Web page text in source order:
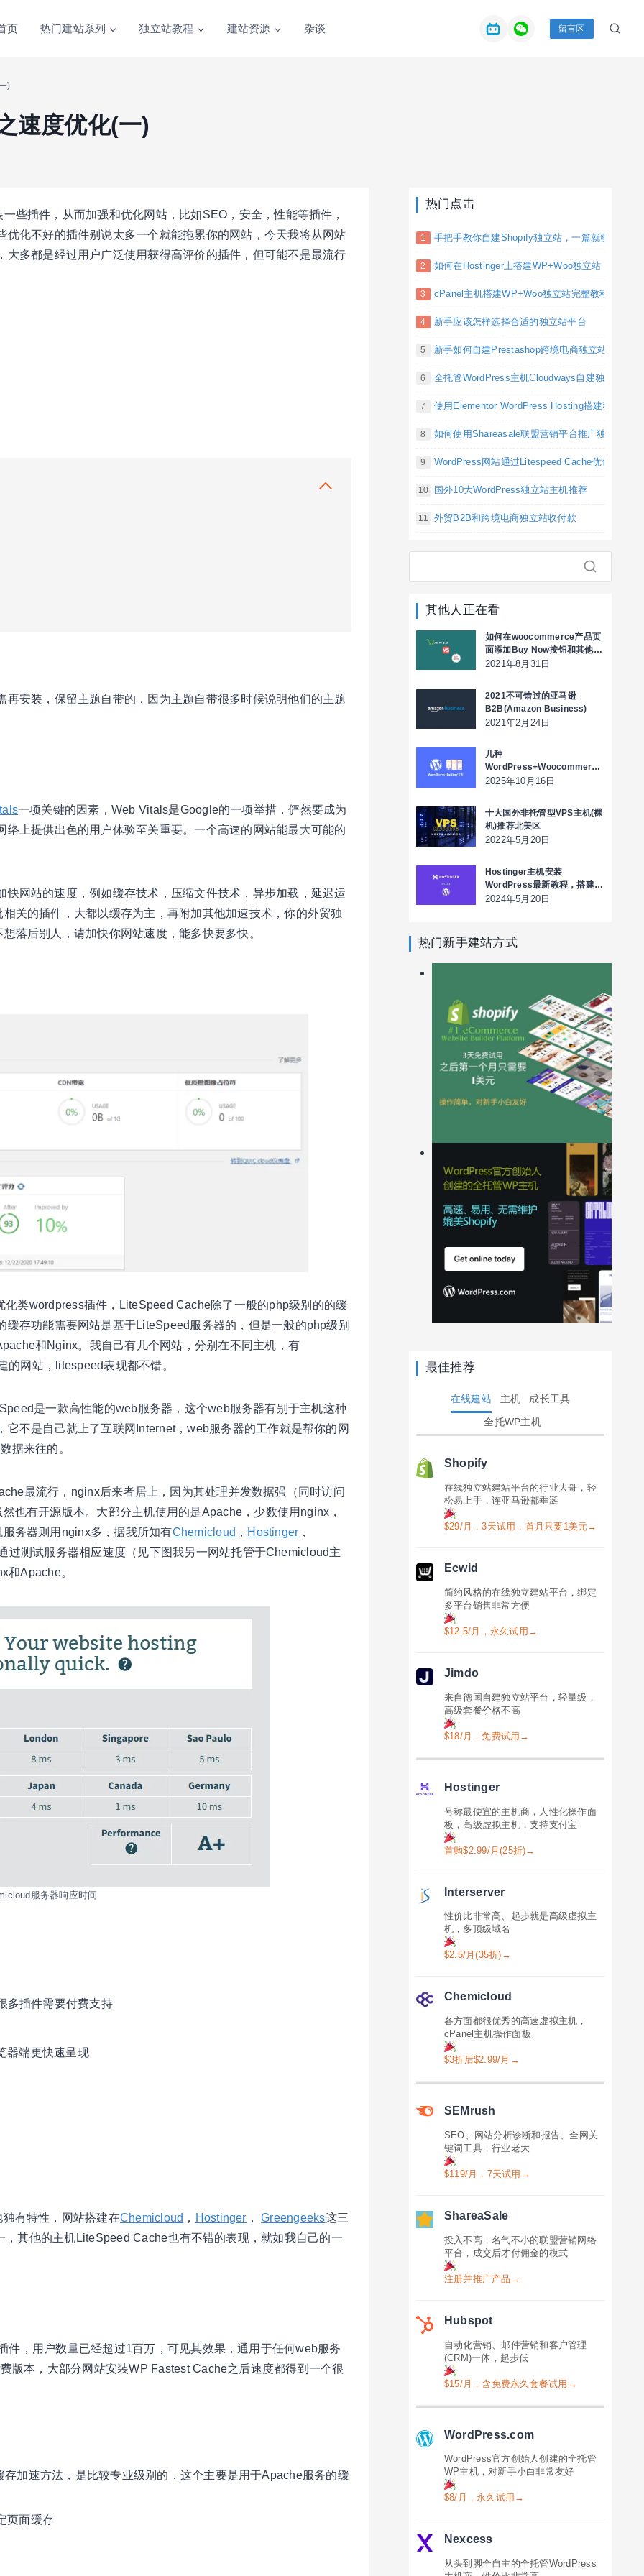
页 热门建站系列 独立站教程 建站资源 杂谈 留言区
)
速度优化(一)
些插件，从而加强和优化网站，比如SEO，安全，性能等插件，
化不好的插件别说太多一个就能拖累你的网站，今天我将从网站
多都是经过用户广泛使用获得高评价的插件，但可能不是最流行
安装，保留主题自带的，因为主题自带很多时候说明他们的主题
一项关键的因素，Web Vitals是Google的一项举措，俨然要成为
上提供出色的用户体验至关重要。一个高速的网站能最大可能的
网站的速度，例如缓存技术，压缩文件技术，异步加载，延迟运
关的插件，大都以缓存为主，再附加其他加速技术，你的外贸独
落后别人，请加快你网站速度，能多快要多快。
类wordpress插件，LiteSpeed Cache除了一般的php级别的的缓
存功能需要网站是基于LiteSpeed服务器的，但是一般的php级别
和Nginx。我自己有几个网站，分别在不同主机，有
网站，litespeed表现都不错。
是一款高性能的web服务器，这个web服务器有别于主机这种
不是自己就上了互联网Internet，web服务器的工作就是帮你的网
据来往的。
最流行，nginx后来者居上，因为其处理并发数据强（同时访问
也有开源版本。大部分主机使用的是Apache，少数使用nginx，
务器则用nginx多，据我所知有Chemicloud ， Hostinger ，
过测试服务器相应速度（见下图我另一网站托管于Chemicloud主
和Apache。
服务器响应时间
多插件需要付费支持
器端更快速呈现
有特性，网站搭建在Chemicloud ， Hostinger ，Greengeeks这三
其他的主机LiteSpeed Cache也有不错的表现，就如我自己的一
，用户数量已经超过1百万，可见其效果，通用于任何web服务
版本，大部分网站安装WP Fastest Cache之后速度都得到一个很
加速方法，是比较专业级别的，这个主要是用于Apache服务的缓
页面缓存
热门点击
手把手教你自建Shopify独立站，一篇就够(完整教
如何在Hostinger上搭建WP+Woo独立站
cPanel主机搭建WP+Woo独立站完整教程
新手应该怎样选择合适的独立站平台
新手如何自建Prestashop跨境电商独立站
全托管WordPress主机Cloudways自建独立站
使用Elementor WordPress Hosting搭建独立站完
如何使用Shareasale联盟营销平台推广独立站产品
WordPress网站通过Litespeed Cache优化
国外10大WordPress独立站主机推荐
外贸B2B和跨境电商独立站收付款
其他人正在看
如何在woocommerce产品页
面添加Buy Now按钮和其他内
容
2021年8月31日
2021不可错过的亚马逊
B2B(Amazon Business)
2021年2月24日
几种
WordPress+Woocommerce
独立站的主机介绍
2025年10月16日
十大国外非托管型VPS主机(裸
机)推荐北美区
2022年5月20日
Hostinger主机安装
WordPress最新教程，搭建独
立站
2024年5月20日
热门新手建站方式
最佳推荐
在线建站 主机 成长工具
全托WP主机
Shopify
在线独立站建站平台的行业大哥，轻
松易上手，连亚马逊都垂涎
$29/月，3天试用，首月只要1美元→
Ecwid
简约风格的在线独立建站平台，绑定
多平台销售非常方便
$12.5/月，永久试用→
Jimdo
来自德国自建独立站平台，轻量级，
高级套餐价格不高
$18/月，免费试用→
Hostinger
号称最便宜的主机商，人性化操作面
板，高级虚拟主机，支持支付宝
首购$2.99/月(25折)→
Interserver
性价比非常高、起步就是高级虚拟主
机，多顶级域名
$2.5/月(35折)→
Chemicloud
各方面都很优秀的高速虚拟主机，
cPanel主机操作面板
$3折后$2.99/月→
SEMrush
SEO、网站分析诊断和报告、全网关
键词工具，行业老大
$119/月，7天试用→
ShareaSale
投入不高，名气不小的联盟营销网络
平台，成交后才付佣金的模式
注册并推广产品→
Hubspot
自动化营销、邮件营销和客户管理
(CRM)一体，起步低
$15/月，含免费永久套餐试用→
WordPress.com
WordPress官方创始人创建的全托管
WP主机，对新手小白非常友好
$8/月，永久试用→
Nexcess
从头到脚全自主的全托管WordPress